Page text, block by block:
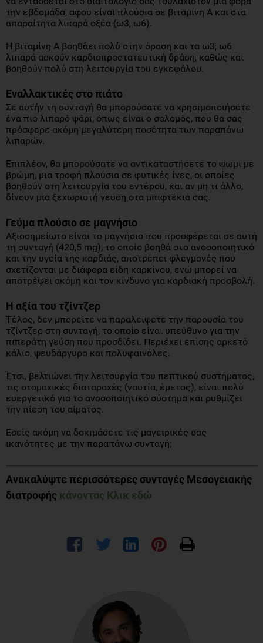
την εβδομάδα, αφού είναι πλούσια σε βιταμίνη Α και στα
απαραίτητα λιπαρά οξέα (ω3, ω6).
Η βιταμίνη Α βοηθάει πολύ στην όραση και τα ω3, ω6
λιπαρά ασκούν καρδιοπροστατευτική δράση, καθώς και
βοηθούν πολύ στη λειτουργία του εγκεφάλου.
Εναλλακτικές στο πιάτο
Σε αυτήν τη συνταγή θα μπορούσατε να χρησιμοποιήσετε
ένα πιο λιπαρό ψάρι, όπως είναι ο σολομός, που θα σας
πρόσφερε ακόμη μεγαλύτερη ποσότητα των παραπάνω
λιπαρών.
Επιπλέον, θα μπορούσατε να αντικαταστήσετε το ψωμί με
βρώμη, μια τροφή πλούσια σε φυτικές ίνες, οι οποίες
βοηθούν στη λειτουργία του εντέρου, και αν μη τι άλλο,
δίνουν μια ξεχωριστή γεύση στα μπιφτέκια σας.
Γεύμα πλούσιο σε μαγνήσιο
Αξιοσημείωτο είναι το μαγνήσιο που προσφέρεται σε αυτή
τη συνταγή (420,5 mg), το οποίο βοηθά στο ανοσοποιητικό
και την υγεία της καρδιάς, αποτρέπει φλεγμονές που
σχετίζονται με διάφορα είδη καρκίνου, ενώ μπορεί να
αποτρέψει ακόμη και τον κίνδυνο για καρδιακή προσβολή.
Η αξία του τζίντζερ
Τέλος, δεν μπορείτε να παραλείψετε την παρουσία του
τζίντζερ στη συνταγή, το οποίο είναι υπεύθυνο για την
πιπεράτη γεύση που προσδίδει. Περιέχει επίσης αρκετό
κάλιο, ψευδάργυρo και πολυφαινόλες.
Έτσι, βελτιώνει την λειτουργία του πεπτικού συστήματος,
τις στομαχικές διαταραχές (ναυτία, έμετος), είναι πολύ
ευεργετικό για το ανοσοποιητικό σύστημα και ρυθμίζει
την πίεση του αίματος.
Εσείς ακόμη να δοκιμάσετε τις μαγειρικές σας
ικανότητες με την παραπάνω συνταγή;
Ανακαλύψτε περισσότερες συνταγές Μεσογειακής
διατροφής κάνοντας Κλικ εδώ